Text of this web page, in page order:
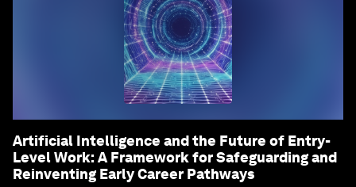
Artificial Intelligence and the Future of Entry-
Level Work: A Framework for Safeguarding and
Reinventing Early Career Pathways